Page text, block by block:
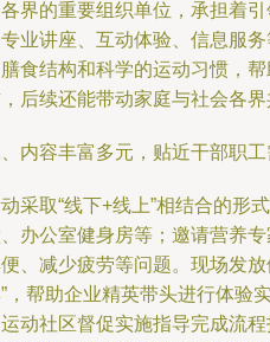
界的重要组织单位，承担着
业讲座、互动体验、信息服
食结构和科学的运动习惯，
后续还能带动家庭与社会各界
内容丰富多元，贴近干部职
采取“线下+线上”相结合的形
办公室健身房等；邀请营养
、减少疲劳等问题。现场发
，帮助企业精英带头进行体验
动社区督促实施指导完成流